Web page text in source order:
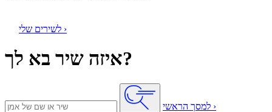
לשירים שלי ›
איזה שיר בא לך?
למסך הראשי ›